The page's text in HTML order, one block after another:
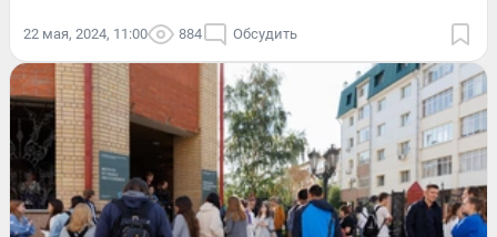
22 мая, 2024, 11:00 884 Обсудить